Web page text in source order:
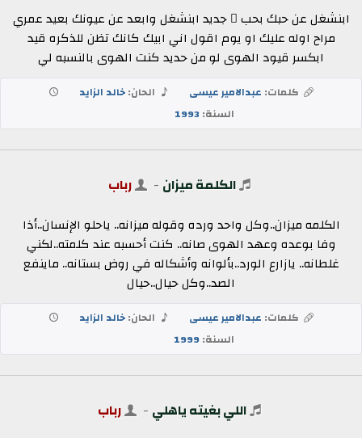
ابنشغل عن حبك بحب ٍ جديد ابنشغل وابعد عن عيونك بعيد عمري
مراح اوله عليك او يوم اقول اني ابيك كانك تظن للذكره قيد
ابكسر قيود الهوى لو من حديد كنت الهوى بالنسبه لي
كلمات: عبدالامير عيسى الحان:خالد الزايد
السنة:1993
الكلمة ميزان - رباب
الكلمه ميزان..وكل واحد ورده وقوله ميزانه.. ياحلو الإنسان..أذا
وفا بوعده وعهد الهوى صانه.. كنت أحسبه عند كلمته..لكني
غلطانه.. يازارع الورد..بألوانه وأشكاله في روض بستانه.. ماينفع
الصد..وكل حيال..حيال
كلمات: عبدالامير عيسى الحان:خالد الزايد
السنة:1999
اللي بغيته ياهلي - رباب